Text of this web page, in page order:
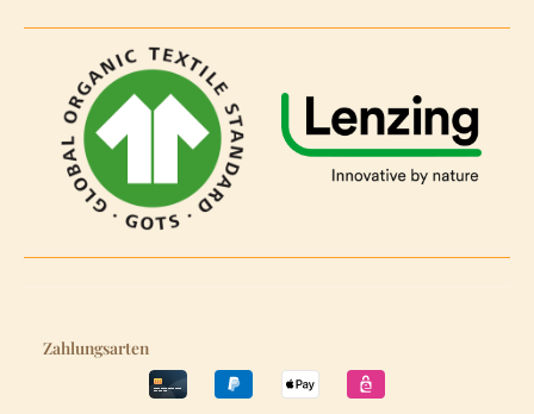
Zahlungsarten